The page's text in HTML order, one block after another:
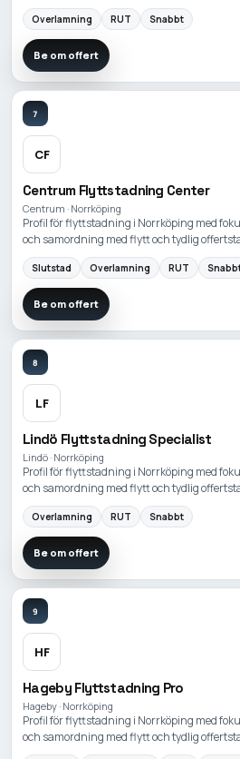
Overlamning RUT Snabbt
Be om offert
7
CF
Centrum Flyttstadning Center
Centrum · Norrköping
Profil för flyttstadning i Norrköping med
och samordning med flytt och tydlig
Slutstad Overlamning RUT
Be om offert
8
LF
Lindö Flyttstadning Specialist
Lindö · Norrköping
Profil för flyttstadning i Norrköping med
och samordning med flytt och tydlig
Overlamning RUT Snabbt
Be om offert
9
HF
Hageby Flyttstadning Pro
Hageby · Norrköping
Profil för flyttstadning i Norrköping med
och samordning med flytt och tydlig